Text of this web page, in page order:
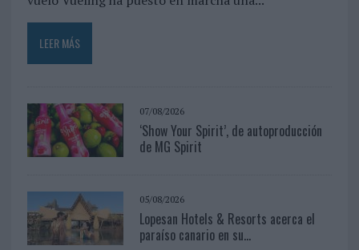
LEER MÁS
07/08/2026
‘Show Your Spirit’, de autoproducción
de MG Spirit
05/08/2026
Lopesan Hotels & Resorts acerca el
paraíso canario en su...